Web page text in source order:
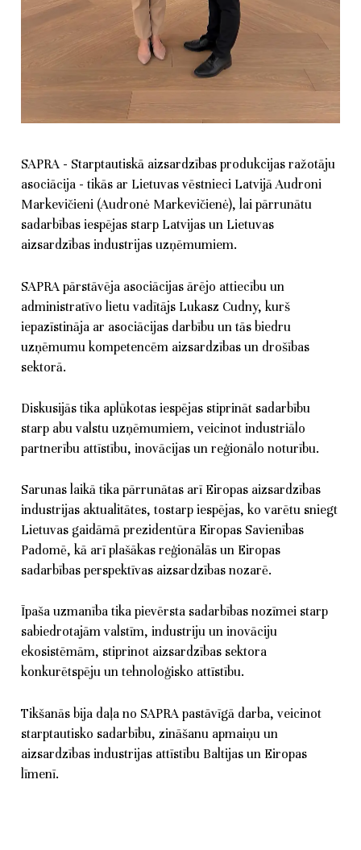
SAPRA - Starptautiskā aizsardzības produkcijas ražotāju
asociācija - tikās ar Lietuvas vēstnieci Latvijā Audroni
Markevičieni (Audronė Markevičienė), lai pārrunātu
sadarbības iespējas starp Latvijas un Lietuvas
aizsardzības industrijas uzņēmumiem.
SAPRA pārstāvēja asociācijas ārējo attiecību un
administratīvo lietu vadītājs Lukasz Cudny, kurš
iepazīstināja ar asociācijas darbību un tās biedru
uzņēmumu kompetencēm aizsardzības un drošības
sektorā.
Diskusijās tika aplūkotas iespējas stiprināt sadarbību
starp abu valstu uzņēmumiem, veicinot industriālo
partnerību attīstību, inovācijas un reģionālo noturību.
Sarunas laikā tika pārrunātas arī Eiropas aizsardzības
industrijas aktualitātes, tostarp iespējas, ko varētu sniegt
Lietuvas gaidāmā prezidentūra Eiropas Savienības
Padomē, kā arī plašākas reģionālās un Eiropas
sadarbības perspektīvas aizsardzības nozarē.
Īpaša uzmanība tika pievērsta sadarbības nozīmei starp
sabiedrotajām valstīm, industriju un inovāciju
ekosistēmām, stiprinot aizsardzības sektora
konkurētspēju un tehnoloģisko attīstību.
Tikšanās bija daļa no SAPRA pastāvīgā darba, veicinot
starptautisko sadarbību, zināšanu apmaiņu un
aizsardzības industrijas attīstību Baltijas un Eiropas
līmenī.